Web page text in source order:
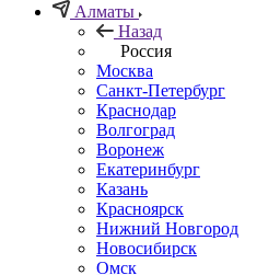
Алматы
Назад
Россия
Москва
Санкт-Петербург
Краснодар
Волгоград
Воронеж
Екатеринбург
Казань
Красноярск
Нижний Новгород
Новосибирск
Омск